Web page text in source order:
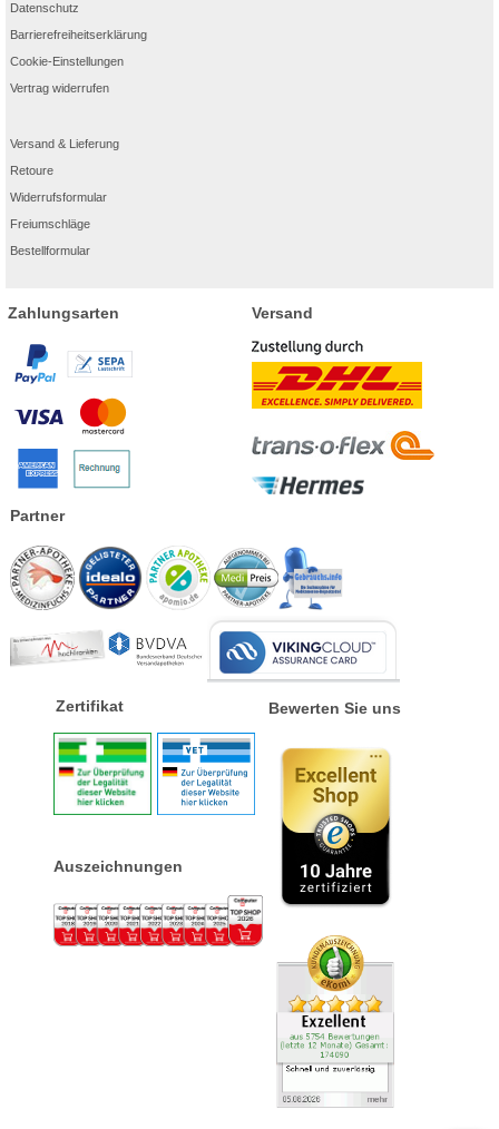
Datenschutz
Barrierefreiheitserklärung
Cookie-Einstellungen
Vertrag widerrufen
Versand & Lieferung
Retoure
Widerrufsformular
Freiumschläge
Bestellformular
Zahlungsarten Versand
Partner
Zertifikat
Auszeichnungen
Bewerten Sie uns